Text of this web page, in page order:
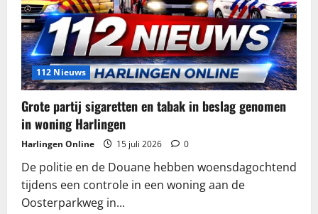
112 Nieuws
Grote partij sigaretten en tabak in beslag genomen
in woning Harlingen
Harlingen Online 15 juli 2026 0
De politie en de Douane hebben woensdagochtend
tijdens een controle in een woning aan de
Oosterparkweg in...